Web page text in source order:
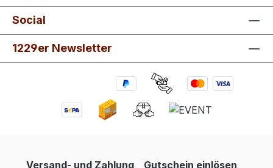
Social
1229er Newsletter
Versand- und Zahlung Gutschein einlösen